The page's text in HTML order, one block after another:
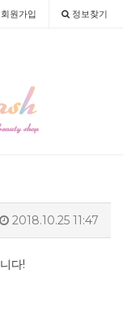
회원가입 정보찾기
2018.10.25 11:47
다!